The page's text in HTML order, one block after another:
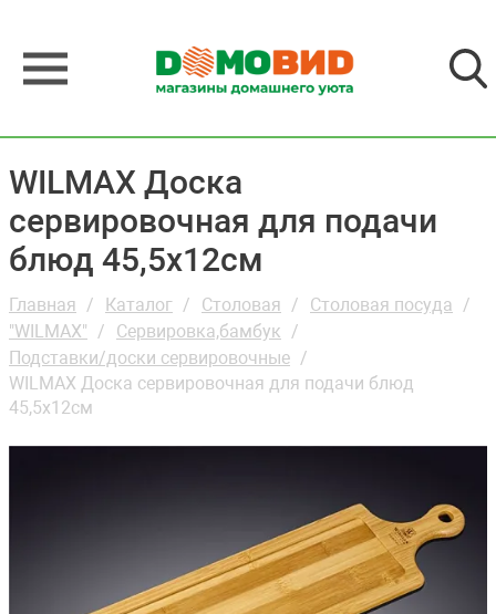
WILMAX Доска
сервировочная для подачи
блюд 45,5х12см
Главная Каталог Столовая
Столовая посуда
"WILMAX"
Сервировка,бамбук
Подставки/доски сервировочные
WILMAX Доска сервировочная для подачи блюд
45,5х12см